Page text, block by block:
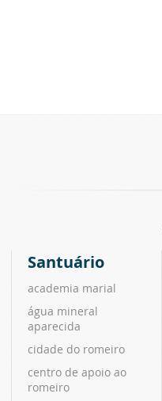
Santuário
academia marial
água mineral
aparecida
cidade do romeiro
centro de apoio ao
romeiro